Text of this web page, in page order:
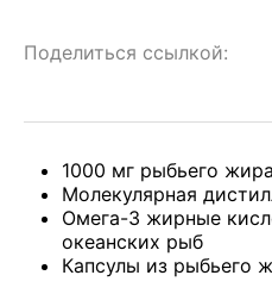
Поделиться ссылкой:
1000 мг рыбьего
Молекулярная
Омега-3 жирные
океанских рыб
Капсулы из рыбьего